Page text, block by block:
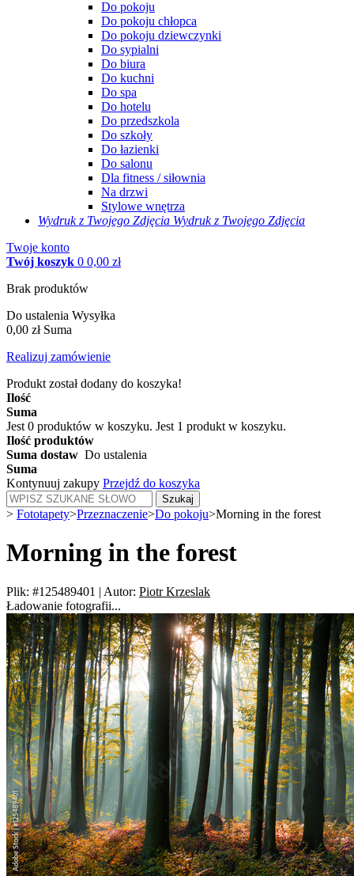
Do pokoju
Do pokoju chłopca
Do pokoju dziewczynki
Do sypialni
Do biura
Do kuchni
Do spa
Do hotelu
Do przedszkola
Do szkoły
Do łazienki
Do salonu
Dla fitness / siłownia
Na drzwi
Stylowe wnętrza
Wydruk z Twojego Zdjęcia Wydruk z Twojego Zdjęcia
Twoje konto
Twój koszyk 0 0,00 zł
Brak produktów
Do ustalenia Wysyłka
0,00 zł Suma
Realizuj zamówienie
Produkt został dodany do koszyka!
Ilość
Suma
Jest 0 produktów w koszyku. Jest 1 produkt w koszyku.
Ilość produktów
Suma dostaw Do ustalenia
Suma
Kontynuuj zakupy Przejdź do koszyka
Szukaj
> Fototapety>Przeznaczenie>Do pokoju>Morning in the forest
Morning in the forest
Plik: #125489401 | Autor: Piotr Krzeslak
Ładowanie fotografii...